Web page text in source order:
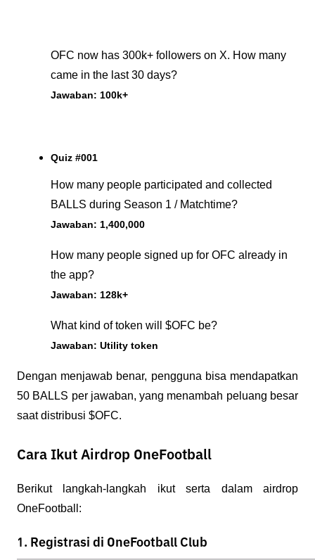
OFC now has 300k+ followers on X. How many
came in the last 30 days?
Jawaban: 100k+
Quiz #001
How many people participated and collected
BALLS during Season 1 / Matchtime?
Jawaban: 1,400,000
How many people signed up for OFC already in
the app?
Jawaban: 128k+
What kind of token will $OFC be?
Jawaban: Utility token
Dengan menjawab benar, pengguna bisa mendapatkan
50 BALLS per jawaban, yang menambah peluang besar
saat distribusi $OFC.
Cara Ikut Airdrop OneFootball
Berikut langkah-langkah ikut serta dalam airdrop
OneFootball :
1. Registrasi di OneFootball Club